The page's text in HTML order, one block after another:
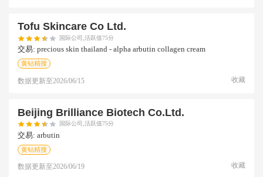
Tofu Skincare Co Ltd.
国际公司,活跃值75分
交易: precious skin thailand - alpha arbutin collagen cream
黄钻精搜
数据更新至2026/06/15 收藏
Beijing Brilliance Biotech Co.ltd.
国际公司,活跃值75分
交易: arbutin
黄钻精搜
数据更新至2026/06/19 收藏